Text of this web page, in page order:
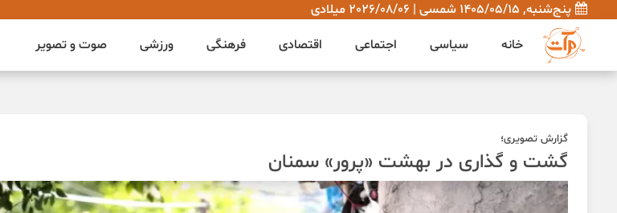
پنج‌شنبه, 1405/05/15 شمسی | 2026/08/06 میلادی
خانه
سیاسی اجتماعی اقتصادی فرهنگی ورزشی صوت و تصویر
گزارش تصویری؛
گشت و گذاری در بهشت «پرور» سمنان